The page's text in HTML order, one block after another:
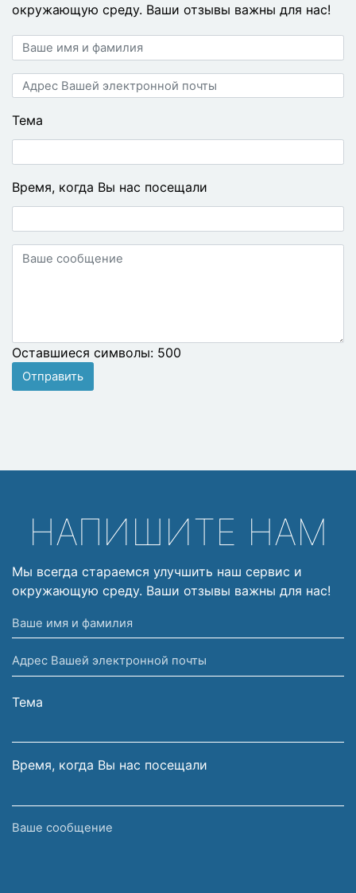
окружающую среду. Ваши отзывы важны для нас!
Ваше
имя
и
фамилия
Адрес
Вашей
электронной
почты
Тема
Время, когда Вы нас посещали
Ваше
Оставшиеся символы: 500
Отправить
НАПИШИТЕ НАМ
Мы всегда стараемся улучшить наш сервис и
окружающую среду. Ваши отзывы важны для нас!
Ваше
имя
и
фамилия
Адрес
Вашей
электронной
Тема
Время, когда Вы нас посещали
Ваше